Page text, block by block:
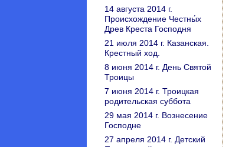
14 августа 2014 г.
Происхождение Честны́х
Древ Креста Господня
21 июля 2014 г. Казанская.
Крестный ход.
8 июня 2014 г. День Святой
Троицы
7 июня 2014 г. Троицкая
родительская суббота
29 мая 2014 г. Вознесение
Господне
27 апреля 2014 г. Детский